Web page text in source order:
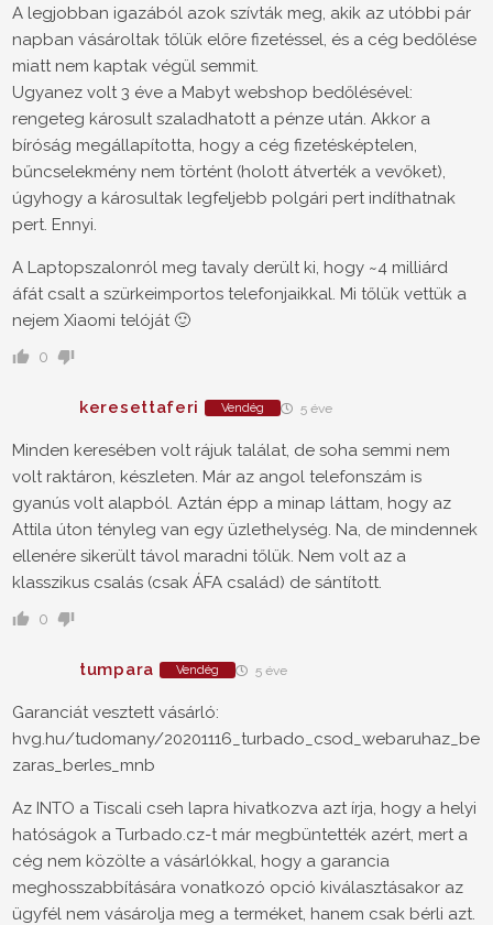
A legjobban igazából azok szívták meg, akik az utóbbi pár
napban vásároltak tőlük előre fizetéssel, és a cég bedőlése
miatt nem kaptak végül semmit.
Ugyanez volt 3 éve a Mabyt webshop bedőlésével:
rengeteg károsult szaladhatott a pénze után. Akkor a
bíróság megállapította, hogy a cég fizetésképtelen,
bűncselekmény nem történt (holott átverték a vevőket),
úgyhogy a károsultak legfeljebb polgári pert indíthatnak
pert. Ennyi.
A Laptopszalonról meg tavaly derült ki, hogy ~4 milliárd
áfát csalt a szürkeimportos telefonjaikkal. Mi tőlük vettük a
nejem Xiaomi telóját 🙂
0
keresettaferi Vendég 5 éve
Minden keresében volt rájuk találat, de soha semmi nem
volt raktáron, készleten. Már az angol telefonszám is
gyanús volt alapból. Aztán épp a minap láttam, hogy az
Attila úton tényleg van egy üzlethelység. Na, de mindennek
ellenére sikerült távol maradni tőlük. Nem volt az a
klasszikus csalás (csak ÁFA család) de sántított.
0
tumpara Vendég 5 éve
Garanciát vesztett vásárló:
hvg.hu/tudomany/20201116_turbado_csod_webaruhaz_be
zaras_berles_mnb
Az INTO a Tiscali cseh lapra hivatkozva azt írja, hogy a helyi
hatóságok a Turbado.cz-t már megbüntették azért, mert a
cég nem közölte a vásárlókkal, hogy a garancia
meghosszabbítására vonatkozó opció kiválasztásakor az
ügyfél nem vásárolja meg a terméket, hanem csak bérli azt.